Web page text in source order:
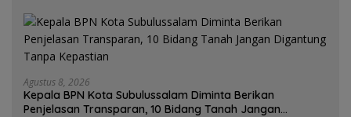
Agustus 8, 2026
Kepala BPN Kota Subulussalam Diminta Berikan
Penjelasan Transparan, 10 Bidang Tanah Jangan